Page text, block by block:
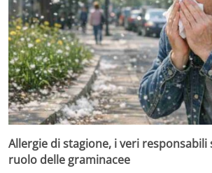
Allergie di stagione, i veri responsabili
ruolo delle graminacee